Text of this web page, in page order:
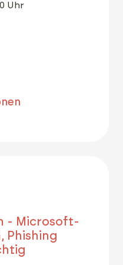
Uhr
- Microsoft-
Phishing